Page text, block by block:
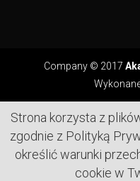
Company © 2017
Strona korzysta z
zgodnie z Polityką
określić warunki
cookie w